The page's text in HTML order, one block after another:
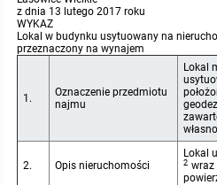
Protokoły z posiedzeń sesji 2013
Protokoły z posiedzeń sesji 2012
Protokoły z posiedzeń sesji 2011
Roczne sprawozdania z gospodarki
Analiza stanu gospodarki odpadami
Okresowa ocena jakości wody
Sprawozdanie okresowe z realizacji
Platforma e-Zamówienia
Odpowiedzi na zapytania
Gminna Ewidencja Zabytków Gminy
Planowanie i zagospodarowanie
Studium uwarunkowań i kierunków
Miejscowe plany zagospodarowania
Zaproszenia do składania ofert
z dnia 13 lutego 2017 roku
WYKAZ
Lokal w budynku usytuowany na
przeznaczony na wynajem
1.
Oznaczenie przedmiotu
najmu
Lokal
2. Opis nieruchomości
Lokal
2wraz